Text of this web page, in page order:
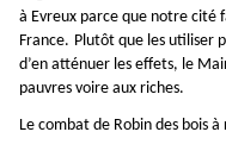
à Evreux parce que notre cité
France. Plutôt que les utiliser
d’en atténuer les effets, le
pauvres voire aux riches.
Le combat de Robin des bois